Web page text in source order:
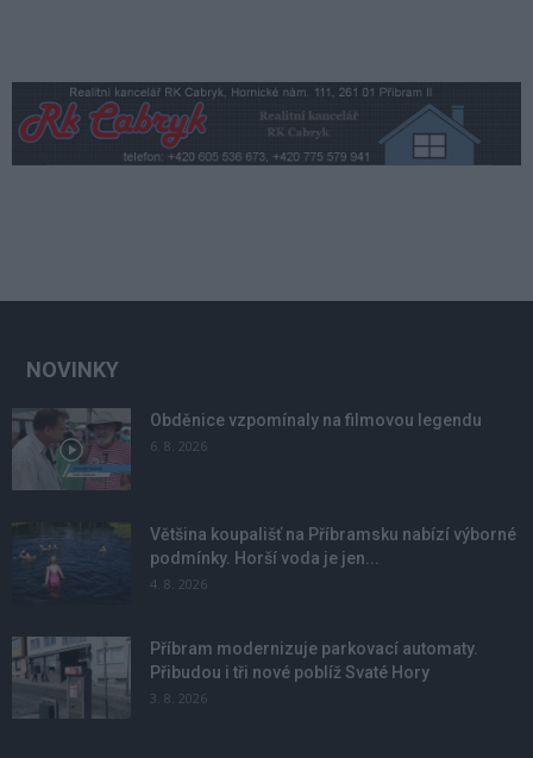
NOVINKY
Obděnice vzpomínaly na filmovou legendu
6. 8. 2026
Většina koupališť na Příbramsku nabízí výborné
podmínky. Horší voda je jen...
4. 8. 2026
Příbram modernizuje parkovací automaty.
Přibudou i tři nové poblíž Svaté Hory
3. 8. 2026